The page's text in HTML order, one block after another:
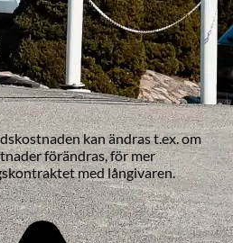
kan ändras t.ex. om
förändras, för mer
med långivaren.